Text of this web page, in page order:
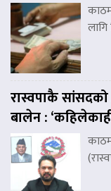
रास्वपाकै
बालेन :